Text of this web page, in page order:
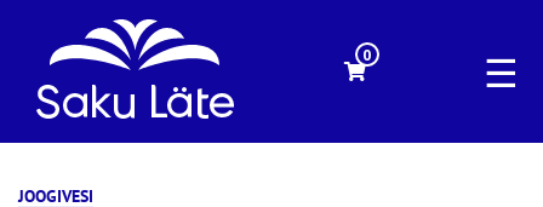
0 ☰
JOOGIVESI